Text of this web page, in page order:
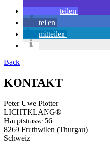
teilen
teilen
mitteilen
Back
KONTAKT
Peter Uwe Piotter
LICHTKLANG®
Hauptstrasse 56
8269 Fruthwilen (Thurgau)
Schweiz